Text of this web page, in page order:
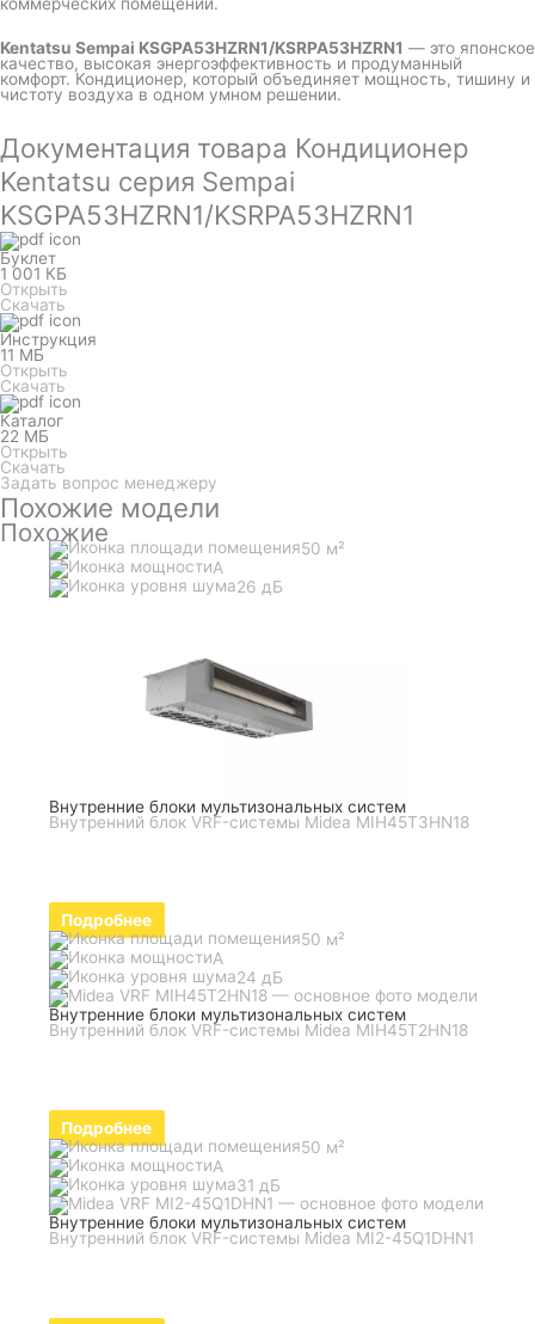
коммерческих помещений.
Kentatsu Sempai KSGPA53HZRN1/KSRPA53HZRN1 — это японское
качество, высокая энергоэффективность и продуманный
комфорт. Кондиционер, который объединяет мощность, тишину и
чистоту воздуха в одном умном решении.
Документация товара Кондиционер
Kentatsu серия Sempai
KSGPA53HZRN1/KSRPA53HZRN1
Буклет
1 001 КБ
Открыть
Скачать
Инструкция
11 МБ
Открыть
Скачать
Каталог
22 МБ
Открыть
Скачать
Задать вопрос менеджеру
Похожие модели
Похожие
50 м²
A
26 дБ
Внутренние блоки мультизональных систем
Внутренний блок VRF-системы Midea MIH45T3HN18
Подробнее
50 м²
A
24 дБ
Внутренние блоки мультизональных систем
Внутренний блок VRF-системы Midea MIH45T2HN18
Подробнее
50 м²
A
31 дБ
Внутренние блоки мультизональных систем
Внутренний блок VRF-системы Midea MI2-45Q1DHN1